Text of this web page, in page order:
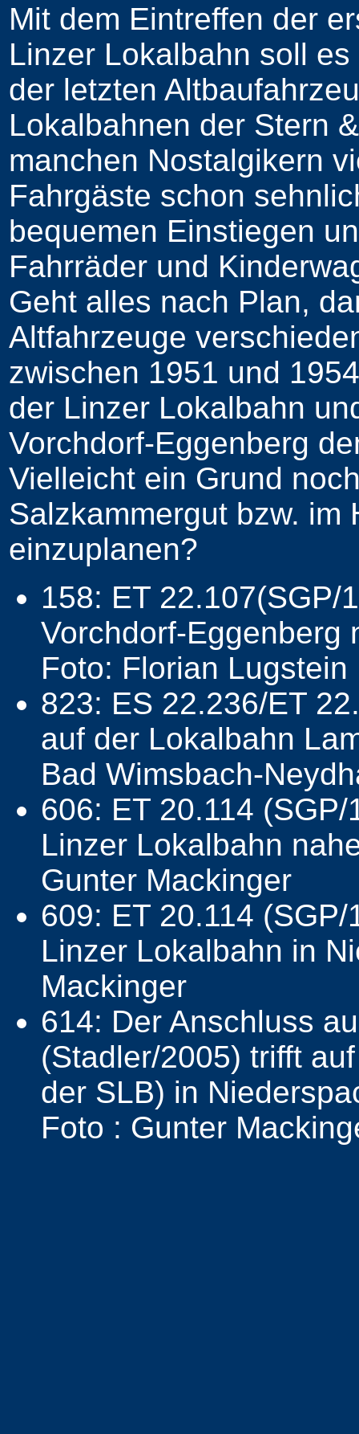
Mit dem Eintreffen der
Linzer Lokalbahn soll
der letzten
Lokalbahnen der Stern
manchen Nostalgikern
Fahrgäste schon
bequemen Einstiegen
Fahrräder und
Geht alles nach Plan,
Altfahrzeuge
zwischen 1951 und
der Linzer Lokalbahn
Vorchdorf-Eggenberg
Vielleicht ein Grund
Salzkammergut bzw.
einzuplanen?
158: ET 22.107(SGP/
Vorchdorf-Eggenberg
Foto: Florian Lugstein
823: ES 22.236/ET
auf der Lokalbahn
Bad Wimsbach-
606: ET 20.114
Linzer Lokalbahn
Gunter Mackinger
609: ET 20.114
Linzer Lokalbahn in
Mackinger
614: Der Anschluss
(Stadler/2005) trifft
der SLB) in
Foto : Gunter